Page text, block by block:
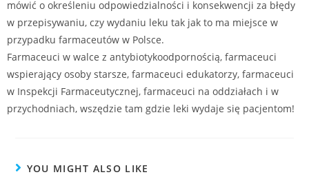
mówić o określeniu odpowiedzialności i konsekwencji za błędy
w przepisywaniu, czy wydaniu leku tak jak to ma miejsce w
przypadku farmaceutów w Polsce.
Farmaceuci w walce z antybiotykoodpornością, farmaceuci
wspierający osoby starsze, farmaceuci edukatorzy, farmaceuci
w Inspekcji Farmaceutycznej, farmaceuci na oddziałach i w
przychodniach, wszędzie tam gdzie leki wydaje się pacjentom!
YOU MIGHT ALSO LIKE